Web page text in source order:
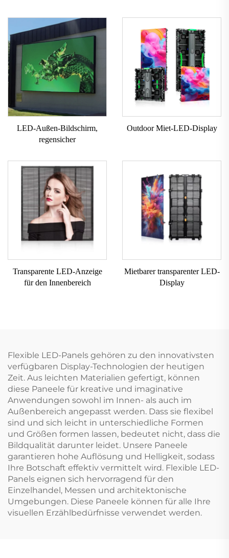
LED-Außen-Bildschirm,
regensicher
Outdoor Miet-LED-Display
Transparente LED-Anzeige
für den Innenbereich
Mietbarer transparenter LED-
Display
Flexible LED-Panels gehören zu den innovativsten
verfügbaren Display-Technologien der heutigen
Zeit. Aus leichten Materialien gefertigt, können
diese Paneele für kreative und imaginative
Anwendungen sowohl im Innen- als auch im
Außenbereich angepasst werden. Dass sie flexibel
sind und sich leicht in unterschiedliche Formen
und Größen formen lassen, bedeutet nicht, dass die
Bildqualität darunter leidet. Unsere Paneele
garantieren hohe Auflösung und Helligkeit, sodass
Ihre Botschaft effektiv vermittelt wird. Flexible LED-
Panels eignen sich hervorragend für den
Einzelhandel, Messen und architektonische
Umgebungen. Diese Paneele können für alle Ihre
visuellen Erzählbedürfnisse verwendet werden.